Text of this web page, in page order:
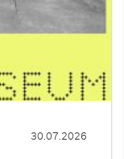
30.07.2026